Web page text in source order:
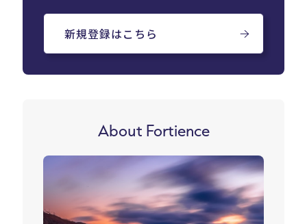
新規登録はこちら
About Fortience